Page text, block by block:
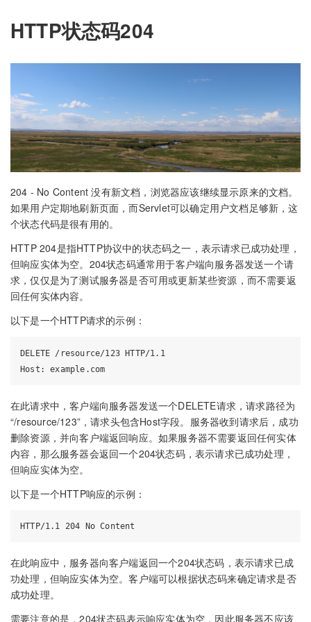
HTTP状态码204
204 - No Content 没有新文档，浏览器应该继续显示原来的文档。
如果用户定期地刷新页面，而Servlet可以确定用户文档足够新，这
个状态代码是很有用的。
HTTP 204是指HTTP协议中的状态码之一，表示请求已成功处理，
但响应实体为空。204状态码通常用于客户端向服务器发送一个请
求，仅仅是为了测试服务器是否可用或更新某些资源，而不需要返
回任何实体内容。
以下是一个HTTP请求的示例：
DELETE /resource/123 HTTP/1.1
在此请求中，客户端向服务器发送一个DELETE请求，请求路径为
“/resource/123”，请求头包含Host字段。服务器收到请求后，成功
删除资源，并向客户端返回响应。如果服务器不需要返回任何实体
内容，那么服务器会返回一个204状态码，表示请求已成功处理，
但响应实体为空。
以下是一个HTTP响应的示例：
在此响应中，服务器向客户端返回一个204状态码，表示请求已成
功处理，但响应实体为空。客户端可以根据状态码来确定请求是否
成功处理。
需要注意的是，204状态码表示响应实体为空，因此服务器不应该